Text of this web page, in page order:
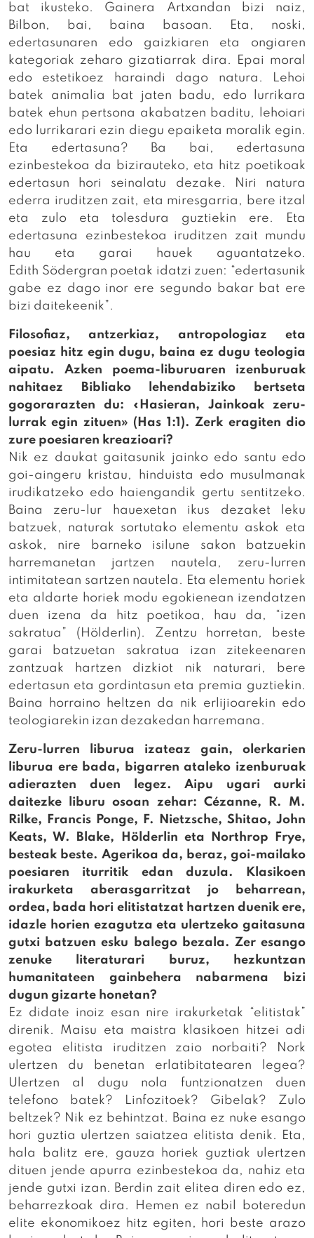
bat ikusteko. Gainera Artxandan bizi naiz,
Bilbon, bai, baina basoan. Eta, noski,
edertasunaren edo gaizkiaren eta ongiaren
kategoriak zeharo gizatiarrak dira. Epai moral
edo estetikoez haraindi dago natura. Lehoi
batek animalia bat jaten badu, edo lurrikara
batek ehun pertsona akabatzen baditu, lehoiari
edo lurrikarari ezin diegu epaiketa moralik egin.
Eta edertasuna? Ba bai, edertasuna
ezinbestekoa da bizirauteko, eta hitz poetikoak
edertasun hori seinalatu dezake. Niri natura
ederra iruditzen zait, eta miresgarria, bere itzal
eta zulo eta tolesdura guztiekin ere. Eta
edertasuna ezinbestekoa iruditzen zait mundu
hau eta garai hauek aguantatzeko.
Edith Södergran poetak idatzi zuen: “edertasunik
gabe ez dago inor ere segundo bakar bat ere
bizi daitekeenik”.
Filosofiaz, antzerkiaz, antropologiaz eta
poesiaz hitz egin dugu, baina ez dugu teologia
aipatu. Azken poema-liburuaren izenburuak
nahitaez Bibliako lehendabiziko bertseta
gogorarazten du: «Hasieran, Jainkoak zeru-
lurrak egin zituen» (Has 1:1). Zerk eragiten dio
zure poesiaren kreazioari?
Nik ez daukat gaitasunik jainko edo santu edo
goi-aingeru kristau, hinduista edo musulmanak
irudikatzeko edo haiengandik gertu sentitzeko.
Baina zeru-lur hauexetan ikus dezaket leku
batzuek, naturak sortutako elementu askok eta
askok, nire barneko isilune sakon batzuekin
harremanetan jartzen nautela, zeru-lurren
intimitatean sartzen nautela. Eta elementu horiek
eta aldarte horiek modu egokienean izendatzen
duen izena da hitz poetikoa, hau da, “izen
sakratua” (Hölderlin). Zentzu horretan, beste
garai batzuetan sakratua izan zitekeenaren
zantzuak hartzen dizkiot nik naturari, bere
edertasun eta gordintasun eta premia guztiekin.
Baina horraino heltzen da nik erlijioarekin edo
teologiarekin izan dezakedan harremana.
Zeru-lurren liburua izateaz gain, olerkarien
liburua ere bada, bigarren ataleko izenburuak
adierazten duen legez. Aipu ugari aurki
daitezke liburu osoan zehar: Cézanne, R. M.
Rilke, Francis Ponge, F. Nietzsche, Shitao, John
Keats, W. Blake, Hölderlin eta Northrop Frye,
besteak beste. Agerikoa da, beraz, goi-mailako
poesiaren iturritik edan duzula. Klasikoen
irakurketa aberasgarritzat jo beharrean,
ordea, bada hori elitistatzat hartzen duenik ere,
idazle horien ezagutza eta ulertzeko gaitasuna
gutxi batzuen esku balego bezala. Zer esango
zenuke literaturari buruz, hezkuntzan
humanitateen gainbehera nabarmena bizi
dugun gizarte honetan?
Ez didate inoiz esan nire irakurketak “elitistak”
direnik. Maisu eta maistra klasikoen hitzei adi
egotea elitista iruditzen zaio norbaiti? Nork
ulertzen du benetan erlatibitatearen legea?
Ulertzen al dugu nola funtzionatzen duen
telefono batek? Linfozitoek? Gibelak? Zulo
beltzek? Nik ez behintzat. Baina ez nuke esango
hori guztia ulertzen saiatzea elitista denik. Eta,
hala balitz ere, gauza horiek guztiak ulertzen
dituen jende apurra ezinbestekoa da, nahiz eta
jende gutxi izan. Berdin zait elitea diren edo ez,
beharrezkoak dira. Hemen ez nabil boteredun
elite ekonomikoez hitz egiten, hori beste arazo